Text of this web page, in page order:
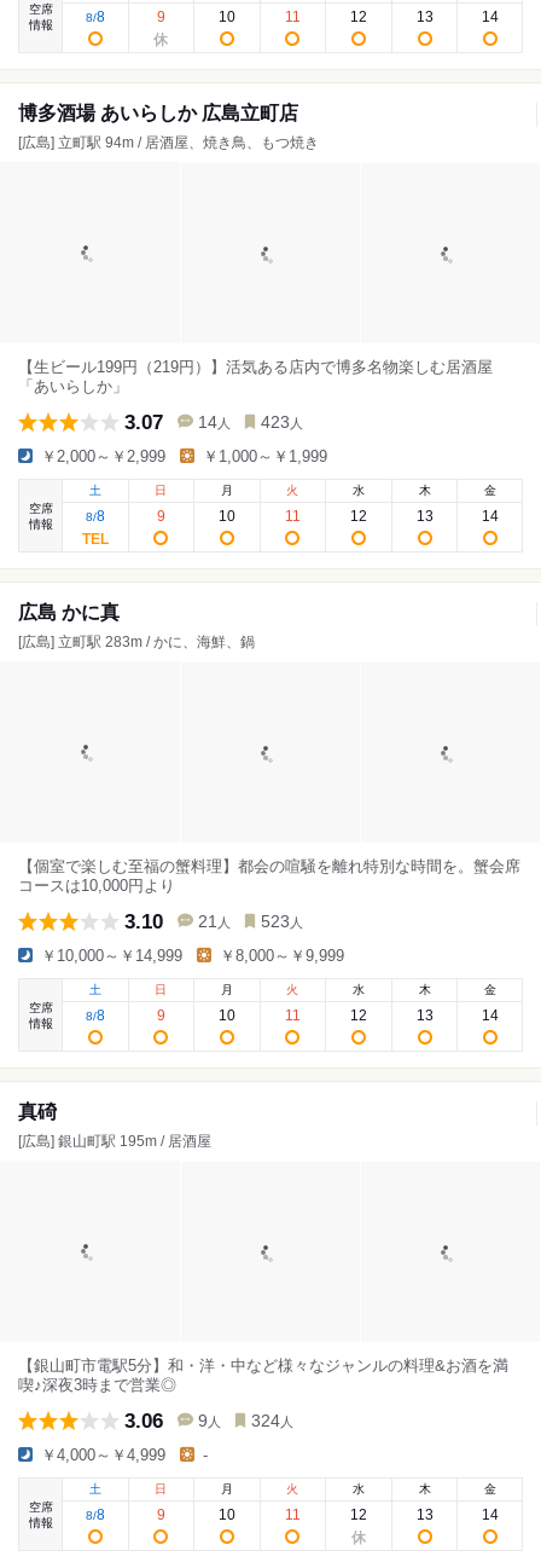
空席
情報
8/8 9 10 11 12 13 14
博多酒場 あいらしか 広島立町店
[広島] 立町駅 94m / 居酒屋、焼き鳥、もつ焼き
【生ビール199円（219円）】活気ある店内で博多名物楽しむ居酒屋
「あいらしか」
3.07 14 人 423 人
￥2,000～￥2,999 ￥1,000～￥1,999
空席
情報
土
8/8
日
9
月
10
火
11
水
12
木
13
金
14
広島 かに真
[広島] 立町駅 283m / かに、海鮮、鍋
【個室で楽しむ至福の蟹料理】都会の喧騒を離れ特別な時間を。蟹会席
コースは10,000円より
3.10 21 人 523 人
￥10,000～￥14,999 ￥8,000～￥9,999
空席
情報
土
8/8
日
9
月
10
火
11
水
12
木
13
金
14
真碕
[広島] 銀山町駅 195m / 居酒屋
【銀山町市電駅5分】和・洋・中など様々なジャンルの料理&お酒を満
喫♪深夜3時まで営業◎
3.06 9 人 324 人
￥4,000～￥4,999 -
空席
情報
土
8/8
日
9
月
10
火
11
水
12
木
13
金
14